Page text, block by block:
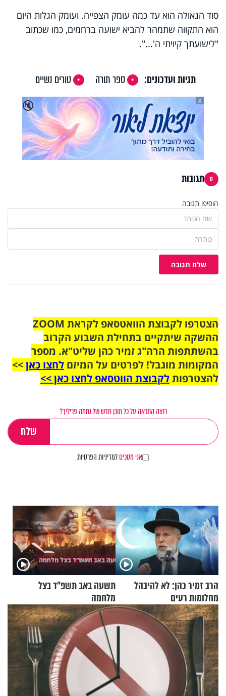
סוד הגאולה הוא עד כמה עומק הצפייה. ועומק הגלות היום
הוא התקווה שתמהר להביא ישועה ברחמים, כמו שכתוב
"לישועתך קיויתי ה'...".
תגיות ועדכונים: ספר תורה
טורים נשיים
🔇
X
0 תגובות
הוסיפו תגובה
שלח תגובה
הצטרפו לקבוצת הוואטסאפ לקראת ZOOM
ההשקה שיתקיים בתחילת השבוע הקרוב
בהשתתפות הרה"ג זמיר כהן שליט"א. מספר
המקומות מוגבל! לפרטים על המיזם לחצו כאן>>
להצטרפותלקבוצת הווטסאפ לחצו כאן >>
רוצה התראה על כל תוכן חדש של נחמה פריליך?
אני מסכיםלמדיניות הפרטיות
הרב זמיר כהן: לא להיבהל
מחלומות רעים
תשעה באב תשפ"ד בצל
מלחמה